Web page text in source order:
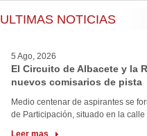
ULTIMAS NOTICIAS
5 Ago, 2026
El Circuito de Albacete y la
nuevos comisarios de pista
Medio centenar de aspirantes se
de Participación, situado en la
Leer mas